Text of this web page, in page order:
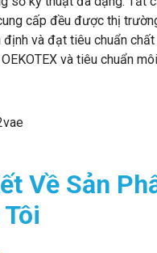
cấp đều được thị
và đạt tiêu chuẩn
và tiêu chuẩn
Về Sản